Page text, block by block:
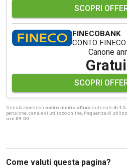
SCOPRI
FINECOBANK
CONTO
Canone
SCOPRI
Simulazione con saldo medio attivo sul contodi €
pensione, canale di utilizzo online, frequenza di
ore 09:00
Come valuti questa pagina?